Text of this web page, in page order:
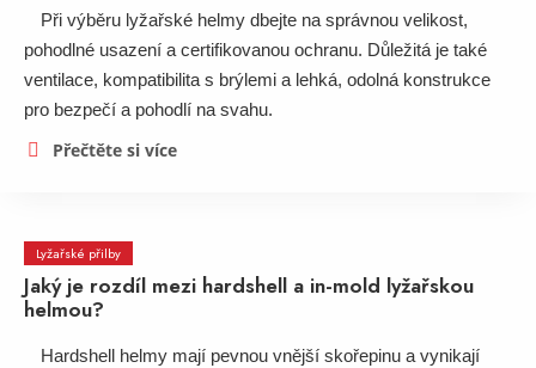
Při výběru lyžařské helmy dbejte na správnou velikost,
pohodlné usazení a certifikovanou ochranu. Důležitá je také
ventilace, kompatibilita s brýlemi a lehká, odolná konstrukce
pro bezpečí a pohodlí na svahu.
Přečtěte si více
Lyžařské přilby
Jaký je rozdíl mezi hardshell a in-mold lyžařskou
helmou?
Hardshell helmy mají pevnou vnější skořepinu a vynikají